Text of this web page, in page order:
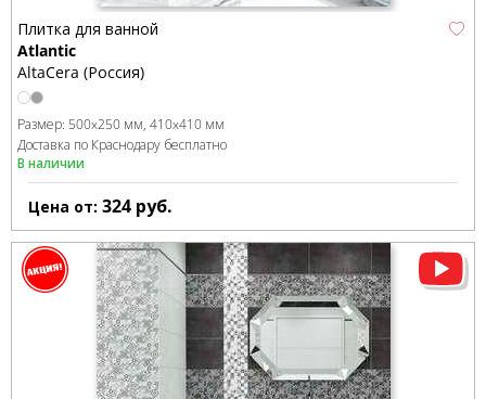
Плитка для ванной
Atlantic
AltaCera (Россия)
Размер: 500x250 мм 410x410 мм
Доставка по Краснодару бесплатно
В наличии
Цена от: 324 руб.